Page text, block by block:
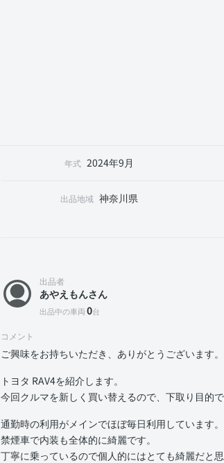
年式 2024年9月
出品地域 神奈川県
出品者
あやえもんさん
出品中の車両0台
コメント
ご興味をお持ちいただき、ありがとうございます。
トヨタ RAV4を紹介します。
今回クルマを新しく買い替えるので、下取り目的で
通勤時の利用がメインでほぼ毎日利用しています
禁煙車で内装も全体的に綺麗です。
丁寧に乗っているので個人的にはとても綺麗だと思